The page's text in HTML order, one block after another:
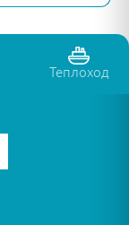
Теплоход